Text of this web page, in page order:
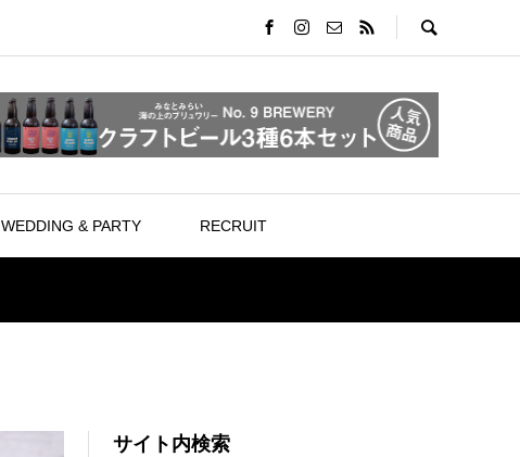
WEDDING & PARTY RECRUIT
サイト内検索